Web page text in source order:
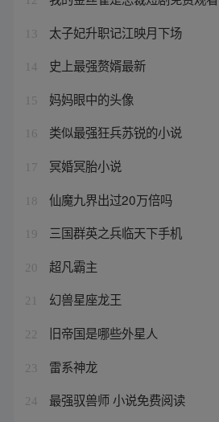
13 太子妃升职记江映月下场
14 史上最强赘婿最新
15 妈妈眼中的头像
16 类似最强狂兵苏锐的小说
17 冥婚冥胎小说
18 仙魔九界出过20万倍吗
19 三国群英之兵临天下手机
20 超凡霸主
21 幻兽星座龙王
22 旧帝国是哪些外星人
23 雷系神龙
24 最强驭兽师 小说免费阅读